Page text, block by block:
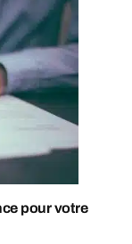
pour votre